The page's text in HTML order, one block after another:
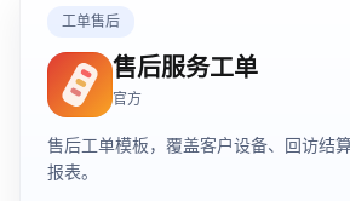
工单售后
售后服务工单
官方
售后工单模板，覆盖客户设备、回访结
报表。